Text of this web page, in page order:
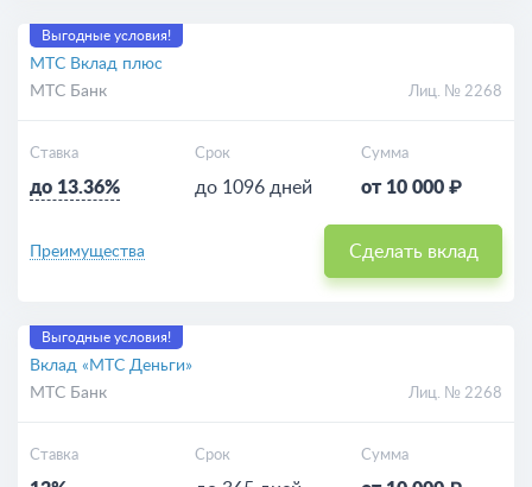
Выгодные условия!
МТС Вклад плюс
МТС Банк
Лиц. № 2268
Ставка
до 13.36%
Срок
до 1096 дней
Сумма
от 10 000 ₽
Преимущества Сделать вклад
Выгодные условия!
Вклад «МТС Деньги»
МТС Банк
Лиц. № 2268
Ставка Срок Сумма